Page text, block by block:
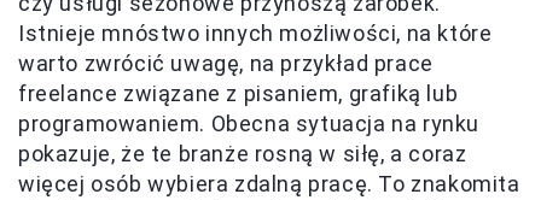
Istnieje mnóstwo innych możliwości, na które
warto zwrócić uwagę, na przykład prace
freelance związane z pisaniem, grafiką lub
programowaniem. Obecna sytuacja na rynku
pokazuje, że te branże rosną w siłę, a coraz
więcej osób wybiera zdalną pracę. To znakomita